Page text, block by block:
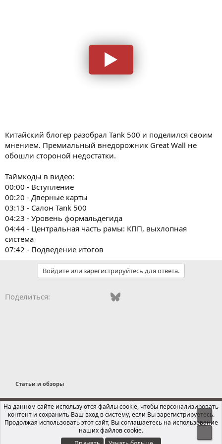
Китайский блогер разобрал Tank 500 и поделился своим
мнением. Премиальный внедорожник Great Wall не
обошли стороной недостатки.
Таймкоды в видео:
00:00 - Вступление
00:20 - Дверные карты
03:13 - Салон Tank 500
04:23 - Уровень формальдегида
04:44 - Центральная часть рамы: КПП, выхлопная
система
07:42 - Подведение итогов
Войдите или зарегистрируйтесь для ответа.
Поделиться: Odnoklassniki
Mail.ruBluesky
Статьи и обзоры
Russian (RU)
Обратная связь
Условия и правила
Политика конфиденциальности
Помощь
На данном сайте используются файлы cookie, чтобы персонализировать
контент и сохранить Ваш вход в систему, если Вы зарегистрируетесь.
Продолжая использовать этот сайт, Вы соглашаетесь на использование
наших файлов cookie.